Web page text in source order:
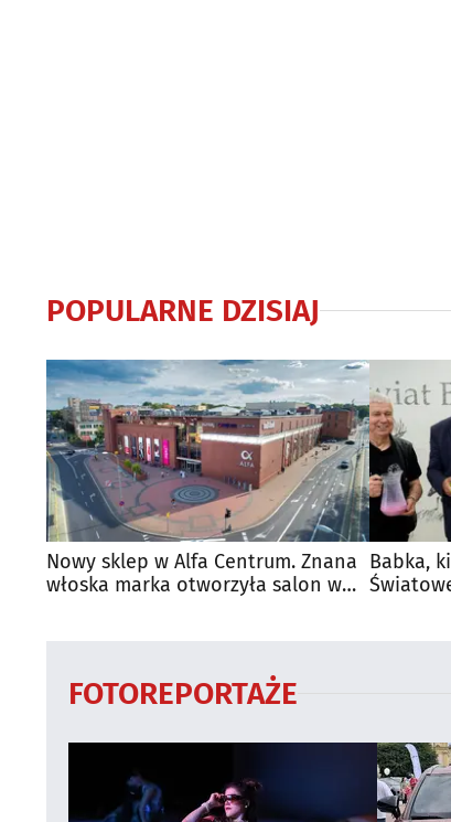
POPULARNE DZISIAJ
Nowy sklep w Alfa Centrum. Znana
włoska marka otworzyła salon w
Babka,
FOTOREPORTAŻE